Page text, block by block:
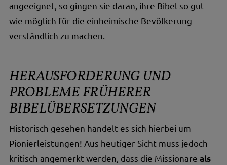
angeeignet, so gingen sie daran, ihre Bibel so gut
wie möglich für die einheimische Bevölkerung
verständlich zu machen.
HERAUSFORDERUNG UND
PROBLEME FRÜHERER
BIBELÜBERSETZUNGEN
Historisch gesehen handelt es sich hierbei um
Pionierleistungen! Aus heutiger Sicht muss jedoch
kritisch angemerkt werden, dass die Missionare als